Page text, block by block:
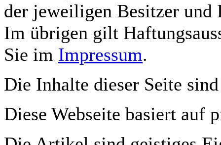
der jeweiligen Besitzer und
Im übrigen gilt
Sie im Impressum.
Die Inhalte dieser Seite
Diese Webseite basiert auf